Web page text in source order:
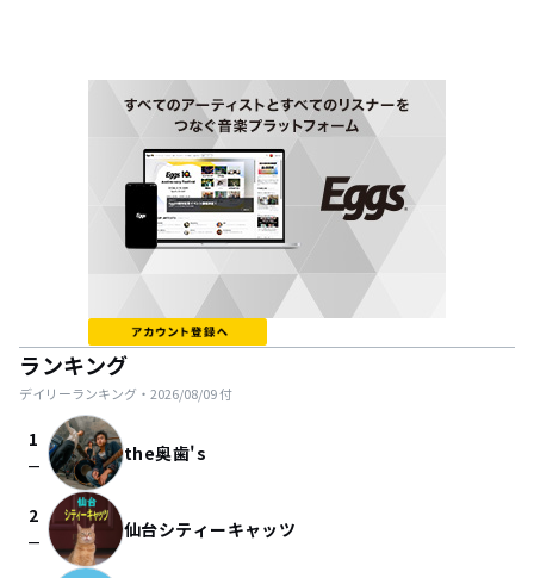
ランキング
デイリーランキング・ 2026/08/09付
1
check_indeterminate_small the奥歯's
2
check_indeterminate_small 仙台シティーキャッツ